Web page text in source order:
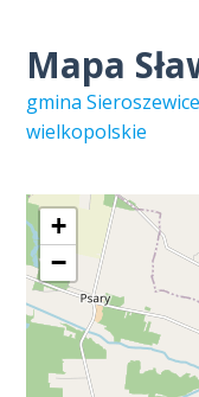
Mapa
gmina
wielkopolskie
+
−